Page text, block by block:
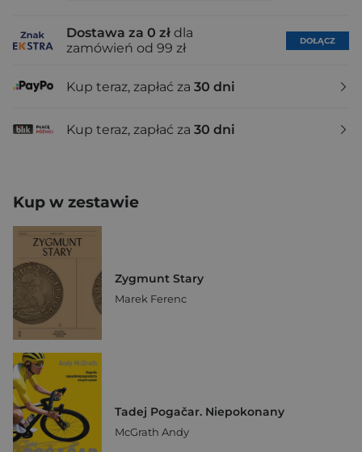
Dostawa za 0 zł dla
zamówień od 99 zł
DOŁĄCZ
Kup teraz, zapłać za 30 dni
Kup teraz, zapłać za 30 dni
Kup w zestawie
Zygmunt Stary
Marek Ferenc
Tadej Pogačar. Niepokonany
McGrath Andy